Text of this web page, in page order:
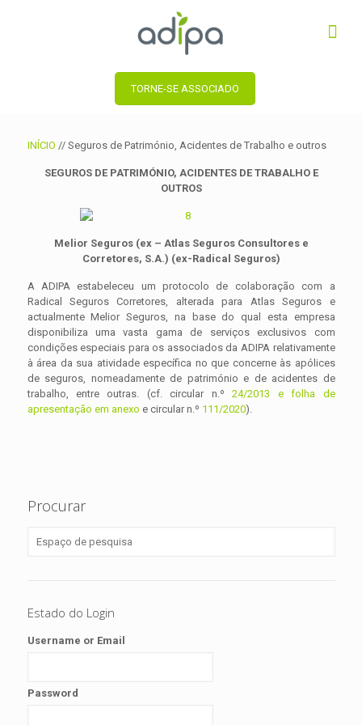
TORNE-SE ASSOCIADO
INÍCIO // Seguros de Património, Acidentes de Trabalho e outros
SEGUROS DE PATRIMÓNIO, ACIDENTES DE TRABALHO E
OUTROS
Melior Seguros (ex – Atlas Seguros Consultores e
Corretores, S.A.) (ex-Radical Seguros)
A ADIPA estabeleceu um protocolo de colaboração com a
Radical Seguros Corretores, alterada para Atlas Seguros e
actualmente Melior Seguros, na base do qual esta empresa
disponibiliza uma vasta gama de serviços exclusivos com
condições especiais para os associados da ADIPA relativamente
à área da sua atividade específica no que concerne às apólices
de seguros, nomeadamente de património e de acidentes de
trabalho, entre outras. (cf. circular n.º24/2013 e folha de
apresentação em anexo e circular n.º 111/2020).
Procurar
Estado do Login
Username or Email
Password